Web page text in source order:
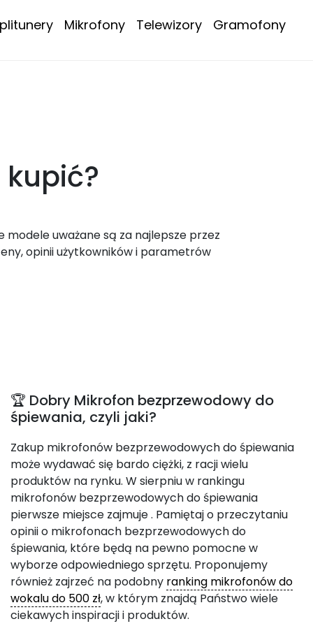
Mikrofony Telewizory Gramofony
kupić?
uważane są za najlepsze przez
opinii użytkowników i parametrów
🏆 Dobry Mikrofon bezprzewodowy do
śpiewania, czyli jaki?
Zakup mikrofonów bezprzewodowych do śpiewania
może wydawać się bardo ciężki, z racji wielu
produktów na rynku. W sierpniu w rankingu
mikrofonów bezprzewodowych do śpiewania
pierwsze miejsce zajmuje. Pamiętaj o przeczytaniu
opinii o mikrofonach bezprzewodowych do
śpiewania, które będą na pewno pomocne w
wyborze odpowiedniego sprzętu. Proponujemy
również zajrzeć na podobny ranking mikrofonów do
wokalu do 500 zł, w którym znajdą Państwo wiele
ciekawych inspiracji i produktów.